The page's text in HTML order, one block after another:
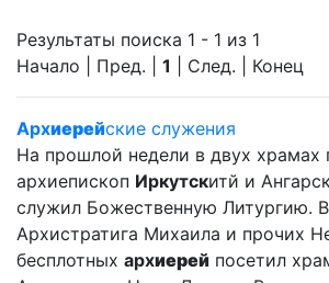
Результаты поиска 1 - 1 из 1
Начало | Пред. | 1 | След. | Конец
Архиерейские служения
На прошлой недели в двух храмах
архиепископ Иркутскитй и
служил Божественную Литургию.
Архистратига Михаила и прочих
бесплотных архиерей посетил